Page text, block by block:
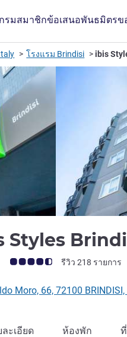
รมสมาชิกข้อเสนอพันธมิตรข
โรงแรม Brindisi ibis
Styles
ามคิดเห็นจากแขก (เรทติ้งบน ALL)
รีวิว 218 รายการ
Moro, 66, 72100
ละเอียด ห้องพัก